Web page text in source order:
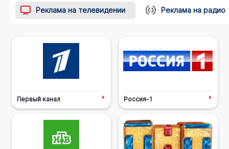
Реклама на телевидении Реклама на радио
Первый канал Россия-1